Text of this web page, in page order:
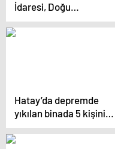
İdaresi, Doğu
Anadolu’da Tarım ve
Hayvancılık Projelerine
Hatay’da depremde
yıkılan binada 5 kişinin
ölümüyle ilgili dava
açıldı